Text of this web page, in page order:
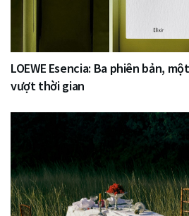
LOEWE Esencia: Ba phiên bản,
vượt thời gian